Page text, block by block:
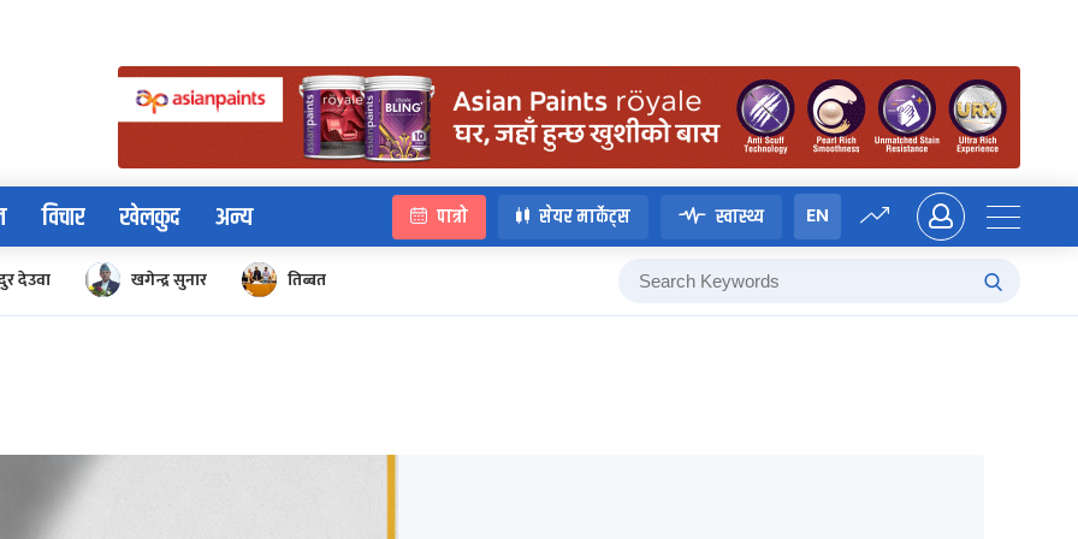
विचार खेलकुद अन्य पात्रो सेयर मार्केट्स स्वास्थ्य EN
देउवा खगेन्द्र सुनार तिब्बत